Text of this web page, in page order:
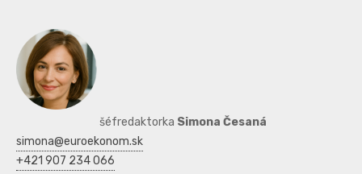
šéfredaktorka Simona Česaná
simona@euroekonom.sk
+421 907 234 066